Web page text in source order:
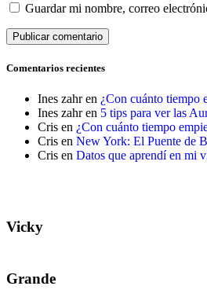
Guardar mi nombre, correo
Comentarios recientes
Ines zahren ¿Con cuánto tiempo
Ines zahren 5 tips para ver las
Cris en ¿Con cuánto tiempo
Cris en New York: El Puente de
Cris en Datos que aprendí en mi
Vicky
Grande